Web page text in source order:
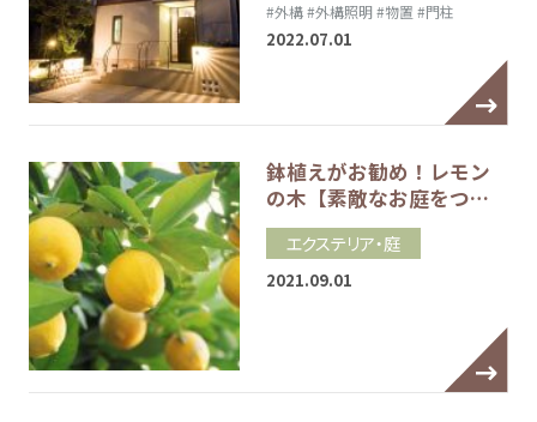
#外構#外構照明 #物置 #門柱
2022.07.01
鉢植えがお勧め！レモン
の木【素敵なお庭をつ…
エクステリア・庭
2021.09.01